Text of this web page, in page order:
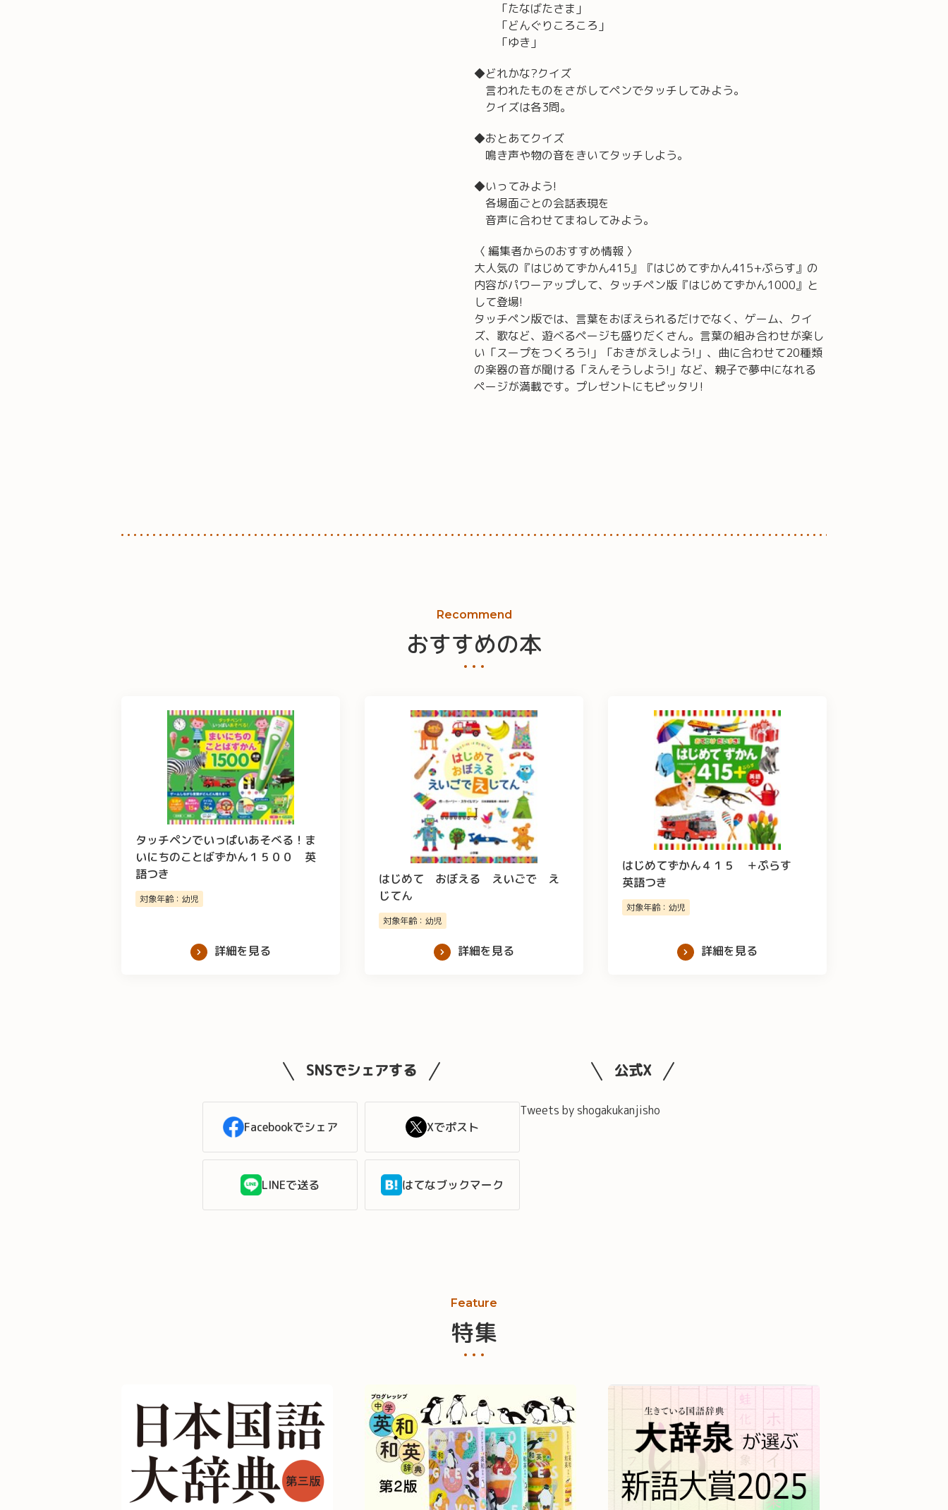
「たなばたさま」
「どんぐりころころ」
「ゆき」
◆どれかな?クイズ
言われたものをさがしてペンでタッチしてみよう。
クイズは各3問。
◆おとあてクイズ
鳴き声や物の音をきいてタッチしよう。
◆いってみよう!
各場面ごとの会話表現を
音声に合わせてまねしてみよう。
〈 編集者からのおすすめ情報 〉
大人気の『はじめてずかん415』『はじめてずかん415+ぷらす』の
内容がパワーアップして、タッチペン版『はじめてずかん1000』と
して登場!
タッチペン版では、言葉をおぼえられるだけでなく、ゲーム、クイ
ズ、歌など、遊べるページも盛りだくさん。言葉の組み合わせが楽し
い「スープをつくろう!」「おきがえしよう!」、曲に合わせて20種類
の楽器の音が聞ける「えんそうしよう!」など、親子で夢中になれる
ページが満載です。プレゼントにもピッタリ!
Recommend
おすすめの本
タッチペンでいっぱいあそべる！ま
いにちのことばずかん１５００ 英
語つき
対象年齢：幼児
詳細を見る
はじめて おぼえる えいごで え
じてん
対象年齢：幼児
詳細を見る
はじめてずかん４１５ ＋ぷらす
英語つき
対象年齢：幼児
詳細を見る
SNSでシェアする
Facebookでシェア Xでポスト
LINEで送る はてなブックマーク
公式X
Tweets by shogakukanjisho
Feature
特集